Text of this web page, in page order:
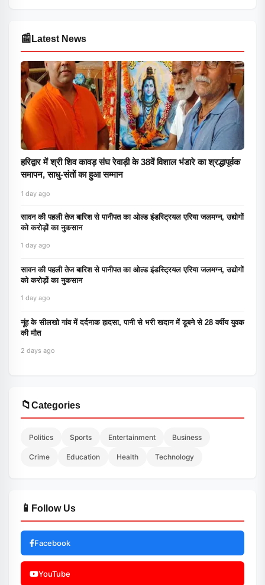
📰 Latest News
हरिद्वार में श्री शिव कावड़ संघ रेवाड़ी के 38वें विशाल भंडारे का श्रद्धापूर्वक
समापन, साधु-संतों का हुआ सम्मान
1 day ago
सावन की पहली तेज बारिश से पानीपत का ओल्ड इंडस्ट्रियल एरिया जलमग्न, उद्योगों
को करोड़ों का नुकसान
1 day ago
सावन की पहली तेज बारिश से पानीपत का ओल्ड इंडस्ट्रियल एरिया जलमग्न, उद्योगों
को करोड़ों का नुकसान
1 day ago
नूंह के सीलखो गांव में दर्दनाक हादसा, पानी से भरी खदान में डूबने से 28 वर्षीय युवक
की मौत
2 days ago
📁Categories
Politics Sports Entertainment Business
Crime Education Health Technology
📱 Follow Us
Facebook
YouTube